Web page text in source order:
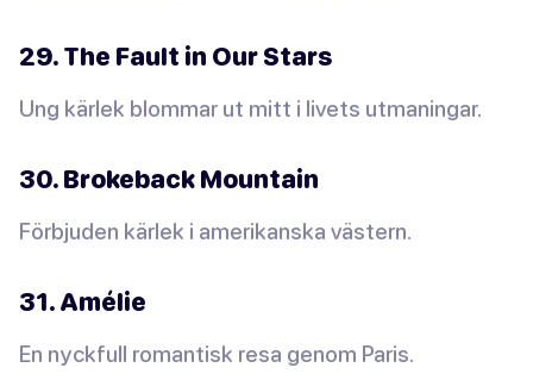
29. The Fault in Our Stars
Ung kärlek blommar ut mitt i livets utmaningar.
30. Brokeback Mountain
Förbjuden kärlek i amerikanska västern.
31. Amélie
En nyckfull romantisk resa genom Paris.